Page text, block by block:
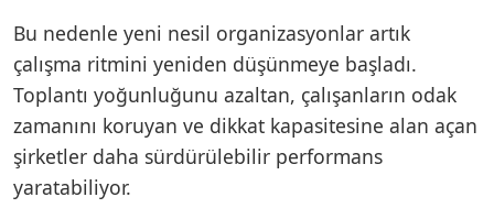
Bu nedenle yeni nesil organizasyonlar artık
çalışma ritmini yeniden düşünmeye başladı.
Toplantı yoğunluğunu azaltan, çalışanların odak
zamanını koruyan ve dikkat kapasitesine alan açan
şirketler daha sürdürülebilir performans
yaratabiliyor.